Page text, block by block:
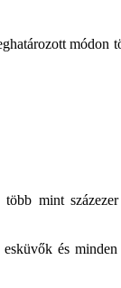
mint
és